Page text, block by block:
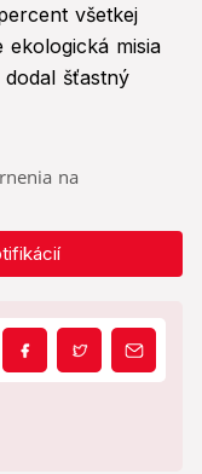
všetkej
misia
šťastný
na